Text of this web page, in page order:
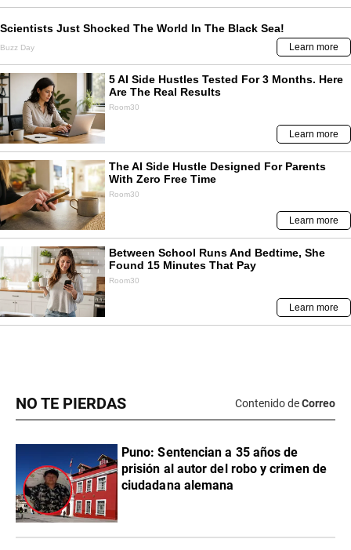
NO TE PIERDAS Contenido deCorreo
Puno: Sentencian a 35 años de
prisión al autor del robo y crimen de
ciudadana alemana